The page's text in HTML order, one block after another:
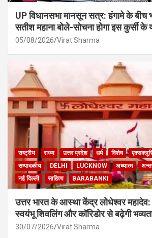
UP विधानसभा मानसून सत्र: हंगामे के बीच
सतीश महाना बोले-सोचना होगा इस कुर्सी के
05/08/2026 Virat Sharma
राष्ट्रीय राज्य उत्तर प्रदेश धर्म विशेष
सम्पादकीय
DELHI LUCKNOW अध्यात्म
नई दिल्ली
साहित्य BARABANKI
उत्तर भारत के आस्था केंद्र लोधेश्वर महादेव:
स्वयंभू शिवलिंग और कॉरिडोर से बढ़ेगी
30/07/2026 Virat Sharma